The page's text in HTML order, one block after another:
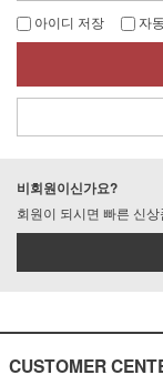
아이디 저장 자
비회원이신가요?
회원이 되시면 빠른 신
CUSTOMER